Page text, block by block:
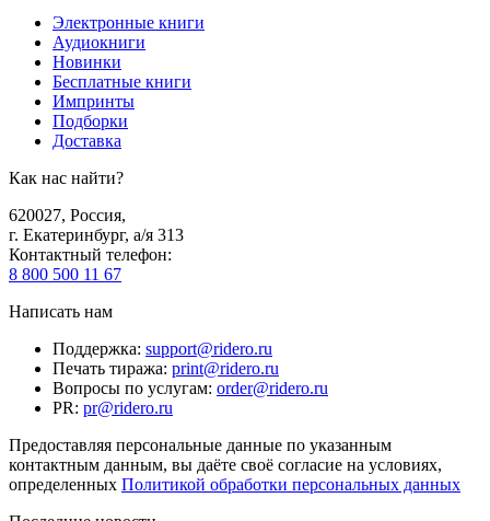
Электронные книги
Аудиокниги
Новинки
Бесплатные книги
Импринты
Подборки
Доставка
Как нас найти?
620027, Россия,
г. Екатеринбург, а/я 313
Контактный телефон:
8 800 500 11 67
Написать нам
Поддержка: support@ridero.ru
Печать тиража: print@ridero.ru
Вопросы по услугам: order@ridero.ru
PR: pr@ridero.ru
Предоставляя персональные данные по указанным
контактным данным, вы даёте своё согласие на условиях,
определенных Политикой обработки персональных данных